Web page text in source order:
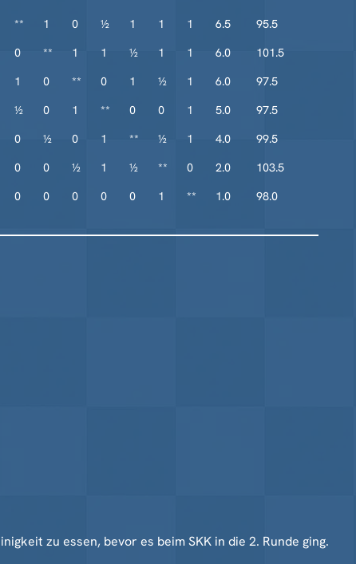
** 1 0 ½ 1 1 1 6.5
95.5
0 ** 1 1 ½ 1 1 6.0
101.5
1 0 ** 0 1 ½ 1 6.0
97.5
½ 0 1 ** 0 0 1 5.0
97.5
0 ½ 0 1 ** ½ 1 4.0
99.5
0 0 ½ 1 ½ ** 0 2.0
103.5
0 0 0 0 0 1 ** 1.0 98.0
zu essen, bevor es beim SKK in die 2. Runde ging.